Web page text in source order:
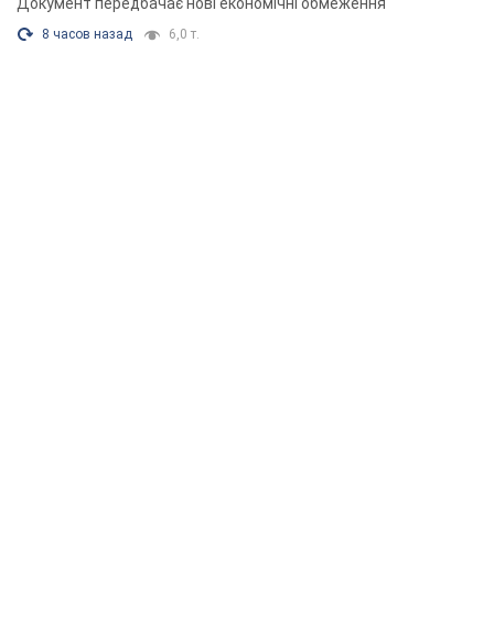
Документ передбачає нові економічні обмеження
8 часов назад 6,0 т.